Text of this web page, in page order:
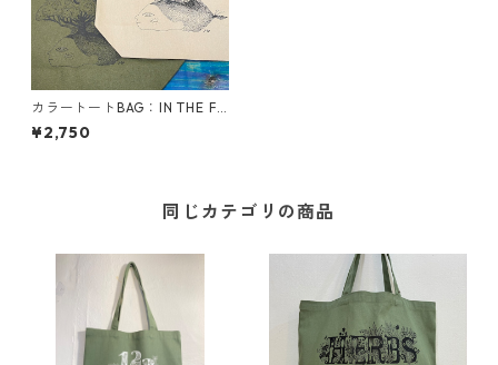
カラートートBAG：IN THE F
OREST
¥2,750
同じカテゴリの商品